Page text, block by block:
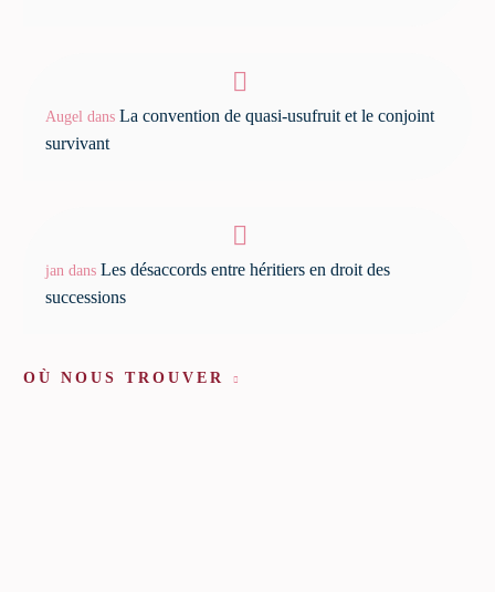
Augel dans La convention de quasi-usufruit et le conjoint
survivant
jan dans Les désaccords entre héritiers en droit des
successions
OÙ NOUS TROUVER